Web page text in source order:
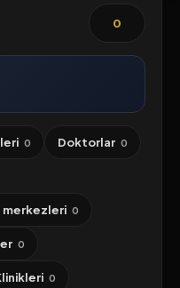
0
0 Doktorlar 0
merkezleri 0
0
0